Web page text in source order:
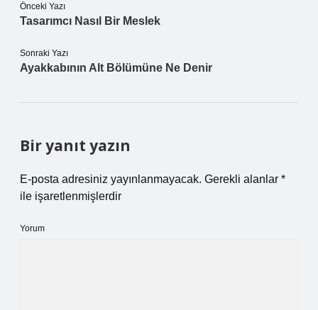
Önceki Yazı
Tasarımcı Nasıl Bir Meslek
Sonraki Yazı
Ayakkabının Alt Bölümüne Ne Denir
Bir yanıt yazın
E-posta adresiniz yayınlanmayacak. Gerekli alanlar *
ile işaretlenmişlerdir
Yorum